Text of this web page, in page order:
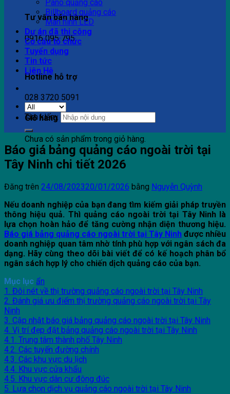
Tư vấn bán hàng
0916 095 795
Hotline hỗ trợ
028 3720 5091
Giỏ hàng
Chưa có sản phẩm trong giỏ hàng.
Pano quảng cáo
Billboard quảng cáo
Màn hình LED
Dự án đã thi công
Cơ cấu tổ chức
Tuyển dụng
Tin tức
Liên Hệ
Tìm kiếm:
Báo giá bảng quảng cáo ngoài trời tại
Tây Ninh chi tiết 2026
Đăng trên 24/08/202320/01/2026 bằng Nguyễn Quỳnh
Nếu doanh nghiệp của bạn đang tìm kiếm giải pháp truyền
thông hiệu quả. Thì quảng cáo ngoài trời tại Tây Ninh là
lựa chọn hoàn hảo để tăng cường nhận diện thương hiệu.
Báo giá bảng quảng cáo ngoài trời tại Tây Ninh được nhiều
doanh nghiệp quan tâm nhờ tính phù hợp với ngân sách đa
dạng. Hãy cùng theo dõi bài viết để có kế hoạch phân bổ
ngân sách hợp lý cho chiến dịch quảng cáo của bạn.
Mục lục ẩn
1. Đôi nét về thị trường quảng cáo ngoài trời tại Tây Ninh
2. Đánh giá ưu điểm thị trường quảng cáo ngoài trời tại Tây
Ninh
3. Cập nhật báo giá bảng quảng cáo ngoài trời tại Tây Ninh
4. Vị trí đẹp đặt bảng quảng cáo ngoài trời tại Tây Ninh
4.1. Trung tâm thành phố Tây Ninh
4.2. Các tuyến đường chính
4.3. Các khu vực du lịch
4.4. Khu vực cửa khẩu
4.5. Khu vực dân cư đông đúc
5. Lựa chọn dịch vụ quảng cáo ngoài trời tại Tây Ninh